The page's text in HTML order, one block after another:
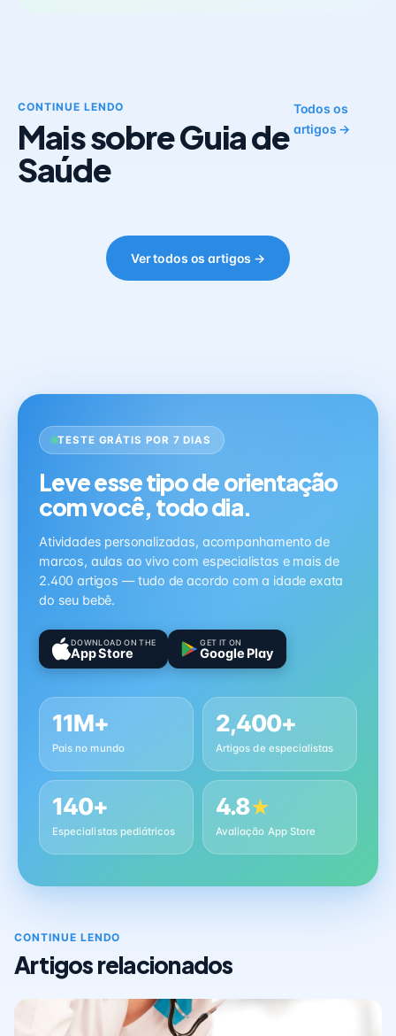
CONTINUE LENDO
Mais sobre Guia de
Saúde
Todos os
artigos →
Ver todos os artigos →
TESTE GRÁTIS POR 7 DIAS
Leve esse tipo de orientação
com você, todo dia.
Atividades personalizadas, acompanhamento de
marcos, aulas ao vivo com especialistas e mais de
2.400 artigos — tudo de acordo com a idade exata
do seu bebê.
DOWNLOAD ON THE
App Store
GET IT ON
Google Play
11M+
Pais no mundo
2,400+
Artigos de especialistas
140+
Especialistas pediátricos
4.8★
Avaliação App Store
CONTINUE LENDO
Artigos relacionados